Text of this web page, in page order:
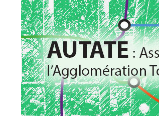
contenu